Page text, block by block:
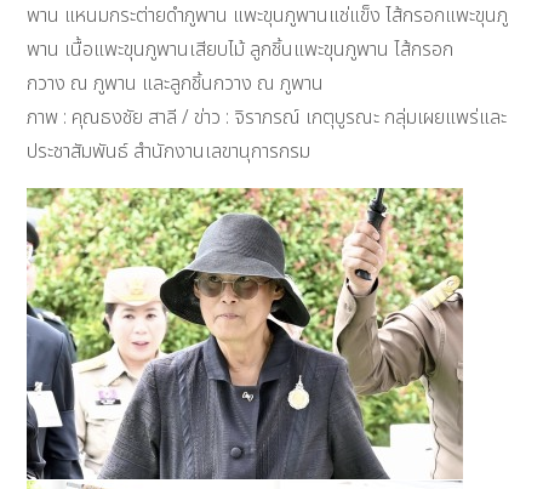
พาน แหนมกระต่ายดำภูพาน แพะขุนภูพานแช่แข็ง ไส้กรอกแพะขุนภู
พาน เนื้อแพะขุนภูพานเสียบไม้ ลูกชิ้นแพะขุนภูพาน ไส้กรอก
กวาง ณ ภูพาน และลูกชิ้นกวาง ณ ภูพาน
ภาพ : คุณธงชัย สาลี / ข่าว : จิราภรณ์ เกตุบูรณะ กลุ่มเผยแพร่และ
ประชาสัมพันธ์ สำนักงานเลขานุการกรม